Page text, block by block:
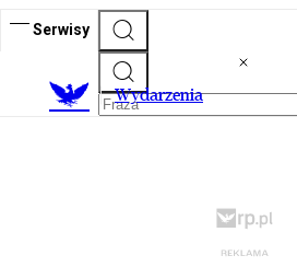
Serwisy
Wydarzenia